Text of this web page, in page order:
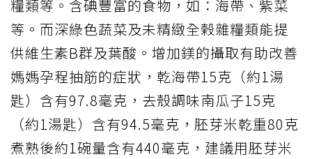
糧類等。含碘豐富的食物，如：海帶、紫菜
等。而深綠色蔬菜及未精緻全榖雜糧類能提
供維生素B群及葉酸。增加鎂的攝取有助改善
媽媽孕程抽筋的症狀，乾海帶15克（約1湯
匙）含有97.8毫克，去殼調味南瓜子15克
（約1湯匙）含有94.5毫克，胚芽米乾重80克
煮熟後約1碗量含有440毫克，建議用胚芽米